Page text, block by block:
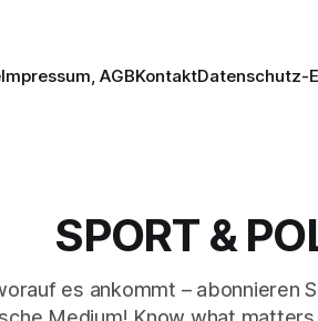
Impressum, AGBKontaktDatenschutz-
SPORT &
es ankommt – abonnieren